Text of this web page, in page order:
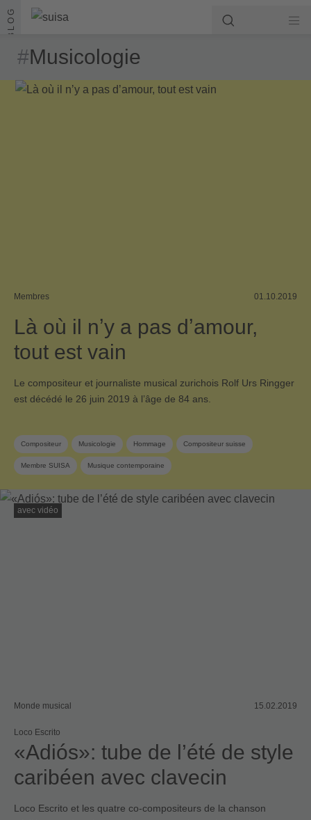
Aller au contenu
BLOG
#Musicologie
Membres 01.10.2019
Là où il nʼy a pas dʼamour,
tout est vain
Le compositeur et journaliste musical zurichois Rolf Urs Ringger
est décédé le 26 juin 2019 à l’âge de 84 ans.
Compositeur Musicologie Hommage Compositeur suisse
Membre SUISA Musique contemporaine
avec vidéo
Monde musical 15.02.2019
Loco Escrito
«Adiós»: tube de l’été de style
caribéen avec clavecin
Loco Escrito et les quatre co-compositeurs de la chanson